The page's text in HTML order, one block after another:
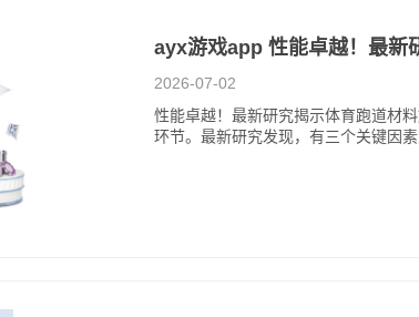
ayx游戏app 性能卓越！最新
2026-07-02
性能卓越！最新研究揭示体育跑道材
环节。最新研究发现，有三个关键因